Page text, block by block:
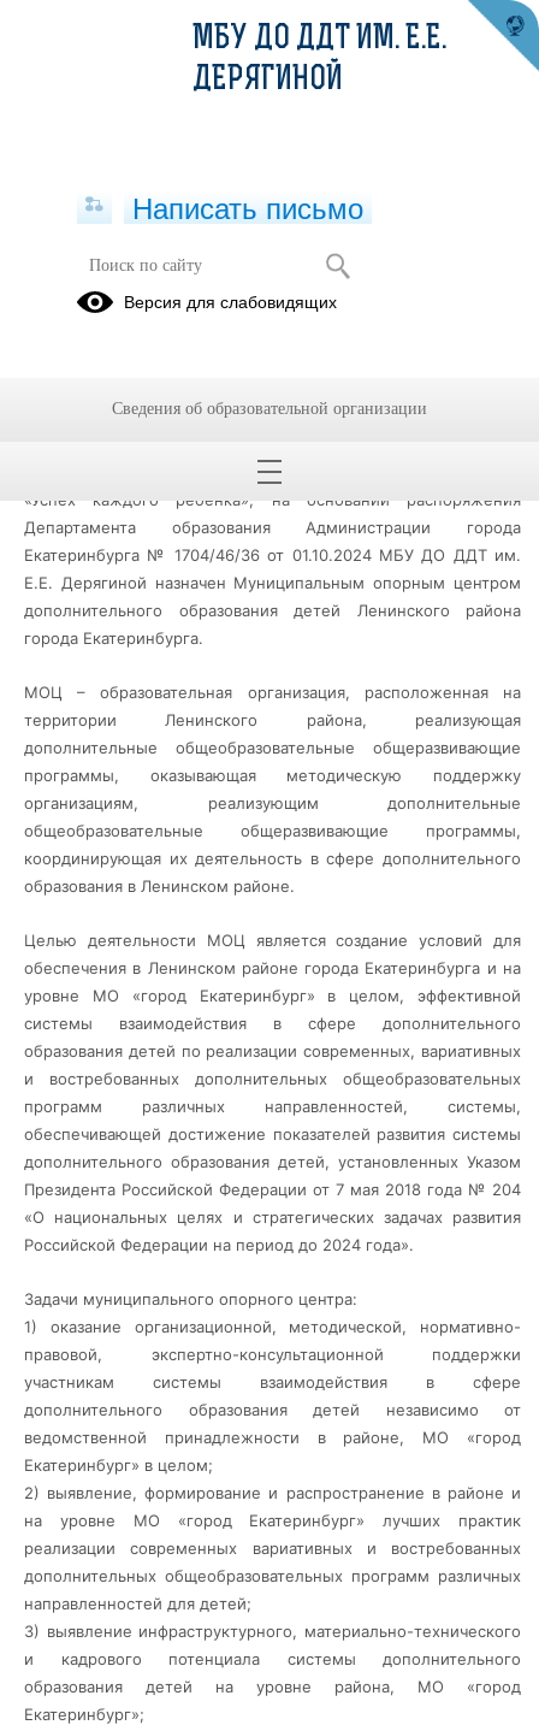
Муниципальный опорный центр
дополнительного образования детей
В целях реализации мероприятий федерального проекта
«Успех каждого ребенка», на основании распоряжения
Департамента образования Администрации города
Екатеринбурга № 1704/46/36 от 01.10.2024 МБУ ДО ДДТ им.
Е.Е. Дерягиной назначен Муниципальным опорным центром
дополнительного образования детей Ленинского района
города Екатеринбурга.
МОЦ – образовательная организация, расположенная на
территории Ленинского района, реализующая
дополнительные общеобразовательные общеразвивающие
программы, оказывающая методическую поддержку
организациям, реализующим дополнительные
общеобразовательные общеразвивающие программы,
координирующая их деятельность в сфере дополнительного
образования в Ленинском районе.
Целью деятельности МОЦ является создание условий для
обеспечения в Ленинском районе города Екатеринбурга и на
уровне МО «город Екатеринбург» в целом, эффективной
системы взаимодействия в сфере дополнительного
образования детей по реализации современных, вариативных
и востребованных дополнительных общеобразовательных
программ различных направленностей, системы,
обеспечивающей достижение показателей развития системы
дополнительного образования детей, установленных Указом
Президента Российской Федерации от 7 мая 2018 года № 204
«О национальных целях и стратегических задачах развития
Российской Федерации на период до 2024 года».
Задачи муниципального опорного центра:
1) оказание организационной, методической, нормативно-
правовой, экспертно-консультационной поддержки
участникам системы взаимодействия в сфере
дополнительного образования детей независимо от
ведомственной принадлежности в районе, МО «город
Екатеринбург» в целом;
2) выявление, формирование и распространение в районе и
на уровне МО «город Екатеринбург» лучших практик
реализации современных вариативных и востребованных
дополнительных общеобразовательных программ различных
направленностей для детей;
3) выявление инфраструктурного, материально-технического
и кадрового потенциала системы дополнительного
образования детей на уровне района, МО «город
Екатеринбург»;
МБУ ДО ДДТ ИМ. Е.Е.
ДЕРЯГИНОЙ
Написать письмо
Версия для слабовидящих
Сведения об образовательной организации